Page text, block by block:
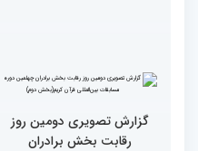
رقابت بخش برادران
چهلمین دوره مسابقات
بین‌المللی قرآن کریم(بخش
سوم)